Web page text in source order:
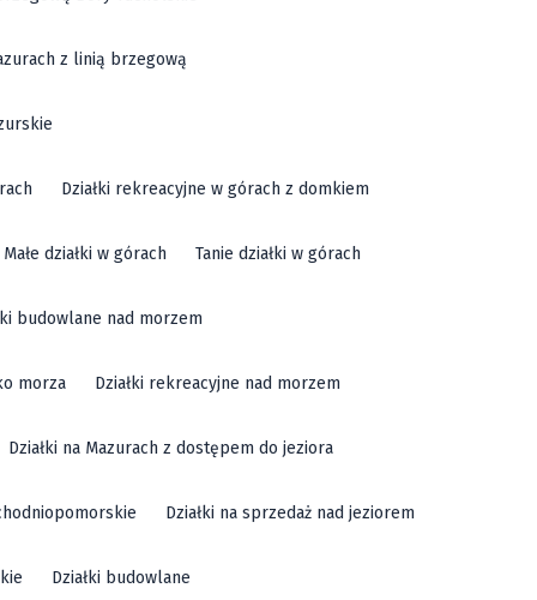
z linią brzegową
Działki rekreacyjne w górach z domkiem
Małe działki w górach Tanie działki w górach
budowlane nad morzem
morza Działki rekreacyjne nad morzem
Działki na Mazurach z dostępem do jeziora
Działki na sprzedaż nad jeziorem
Działki budowlane